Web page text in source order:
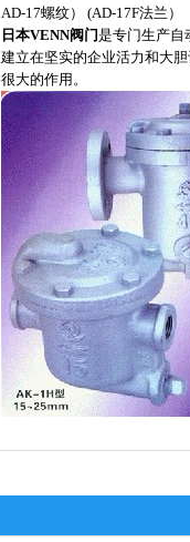
AD-17螺纹） (AD-17F法兰）
日本VENN阀门是专门生产自
建立在坚实的企业活力和大
很大的作用。